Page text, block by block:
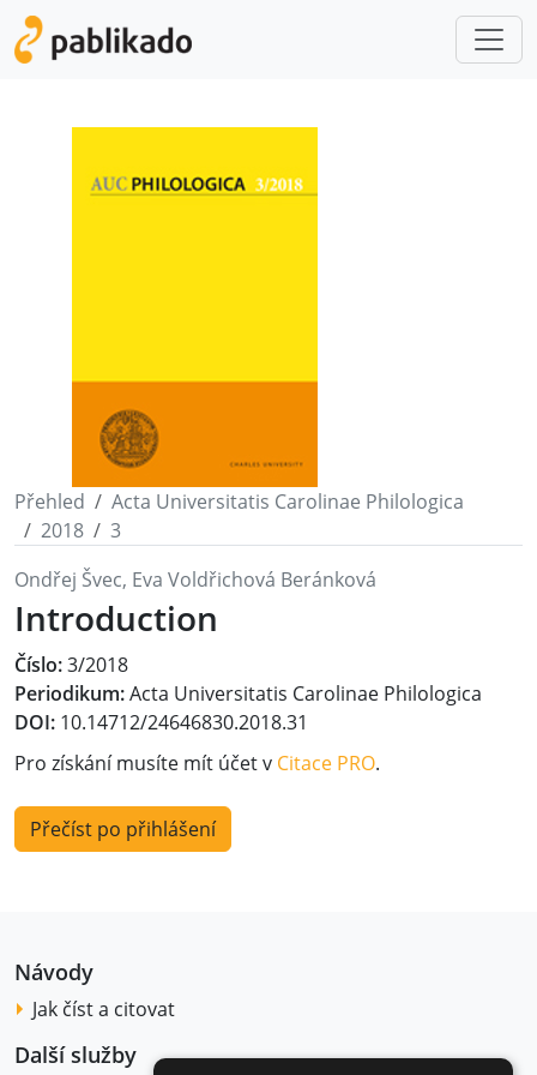
Přehled
Acta Universitatis Carolinae Philologica
2018
3
Ondřej Švec, Eva Voldřichová Beránková
Introduction
Číslo:3/2018
Periodikum:Acta Universitatis Carolinae Philologica
DOI: 10.14712/24646830.2018.31
Pro získání musíte mít účet v Citace PRO.
Přečíst po přihlášení
Návody
Jak číst a citovat
Další služby